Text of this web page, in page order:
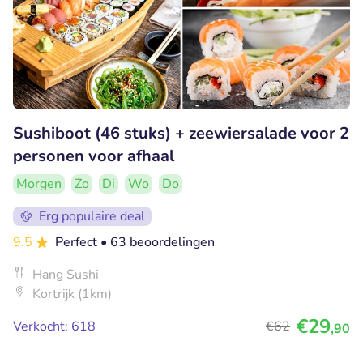
Sushiboot (46 stuks) + zeewiersalade voor 2
personen voor afhaal
Morgen Zo Di Wo
Do
Erg populaire deal
9.5
Perfect • 63 beoordelingen
Hang Sushi
Kortrijk (1km)
Verkocht: 618
€62 €29,90